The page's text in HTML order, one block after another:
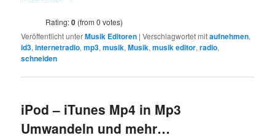
Rating:0 (from 0 votes)
Veröffentlicht unterMusik Editoren |Verschlagwortet mitaufnehmen,
id3,internetradio,mp3,musik,Musik,musik editor,radio,
schneiden
iPod – iTunes Mp4 in Mp3
Umwandeln und mehr…